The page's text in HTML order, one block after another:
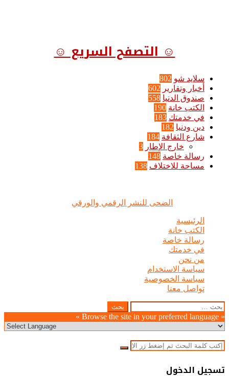
☺ التصفح السريع ☺
سلايد شو 802
أخبار وتقارير 602
صندوق الدنيا 558
الكتب خانة 190
في خدمتك 183
دين ودنيا 182
شارع الثقافة 184
خارج الإطار 3
رسالة خاصة 148
مساحة للاختلاف 138
الضحى للنشر الرقمي والورقي
الرئيسية
الكتب خانة
رسالة خاصة
في خدمتك
من نحن
سياسة الاستخدام
سياسة الخصوصية
تواصل معنا
Facebook
Twitter
LinkedIn
Pinterest
Odnoklassniki
Pocket
WhatsApp
Telegram
Viber
زر
الذهاب
إلى
إغلاق
البحث
عن:
« Browse the site in your preferred language »
إغلاق
بحث
إغلاق
تسجيل الدخول